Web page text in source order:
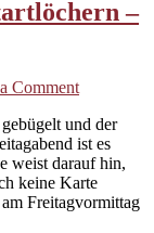
–
Commenton
Der
Schollball
in
den
und der
ist es
weist darauf hin,
keine Karte
Freitagvormittag